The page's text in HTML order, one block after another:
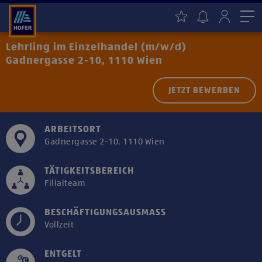
Lehrling im Einzelhandel (m/w/d)
Gadnergasse 2-10, 1110 Wien
JETZT BEWERBEN
ARBEITSORT
Gadnergasse 2-10, 1110 Wien
TÄTIGKEITSBEREICH
Filialteam
BESCHÄFTIGUNGSAUSMASS
Vollzeit
ENTGELT